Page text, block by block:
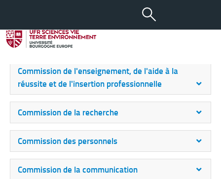
Commission des finances
Commission de l'enseignement, de l'aide à la
réussite et de l'insertion professionnelle
Commission de la recherche
Commission des personnels
Commission de la communication